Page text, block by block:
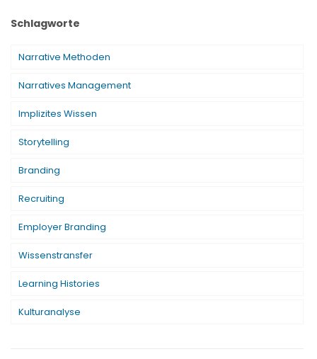
Schlagworte
Narrative Methoden
Narratives Management
Implizites Wissen
Storytelling
Branding
Recruiting
Employer Branding
Wissenstransfer
Learning Histories
Kulturanalyse